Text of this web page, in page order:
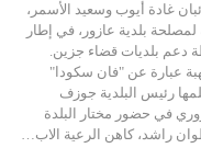
غادة أيوب وسعيد الأسمر،
لمصلحة بلدية عازور، في إطار
دعم بلديات قضاء جزين.
عبارة عن "فان سكودا"
رئيس البلدية جوزف
في حضور مختار البلدة
راشد، كاهن الرعية الاب…